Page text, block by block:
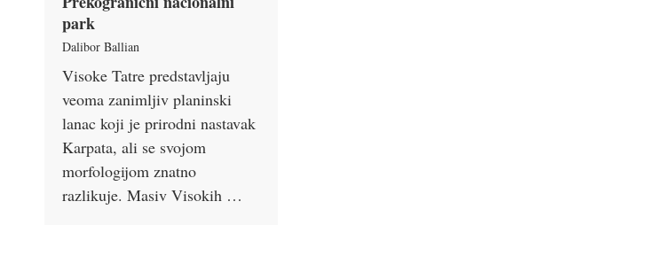
park
Dalibor Ballian
Visoke Tatre predstavljaju
veoma zanimljiv planinski
lanac koji je prirodni nastavak
Karpata, ali se svojom
morfologijom znatno
razlikuje. Masiv Visokih …